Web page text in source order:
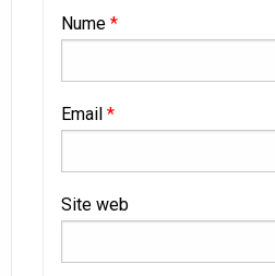
Nume *
Email *
Site web